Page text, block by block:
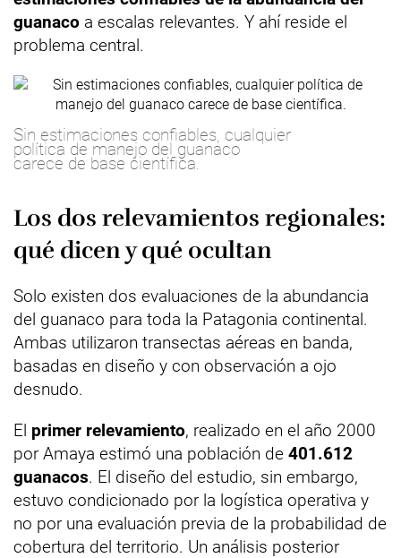
guanaco a escalas relevantes. Y ahí reside el
problema central.
Sin estimaciones confiables, cualquier
política de manejo del guanaco
carece de base científica.
Los dos relevamientos regionales:
qué dicen y qué ocultan
Solo existen dos evaluaciones de la abundancia
del guanaco para toda la Patagonia continental.
Ambas utilizaron transectas aéreas en banda,
basadas en diseño y con observación a ojo
desnudo.
El primer relevamiento, realizado en el año 2000
por Amaya estimó una población de 401.612
guanacos. El diseño del estudio, sin embargo,
estuvo condicionado por la logística operativa y
no por una evaluación previa de la probabilidad de
cobertura del territorio. Un análisis posterior